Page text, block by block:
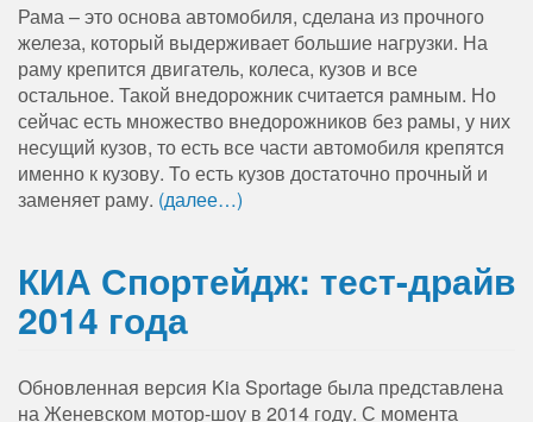
Рама – это основа автомобиля, сделана из прочного
железа, который выдерживает большие нагрузки. На
раму крепится двигатель, колеса, кузов и все
остальное. Такой внедорожник считается рамным. Но
сейчас есть множество внедорожников без рамы, у них
несущий кузов, то есть все части автомобиля крепятся
именно к кузову. То есть кузов достаточно прочный и
заменяет раму. (далее…)
КИА Спортейдж: тест-драйв
2014 года
Обновленная версия Kia Sportage была представлена
на Женевском мотор-шоу в 2014 году. С момента